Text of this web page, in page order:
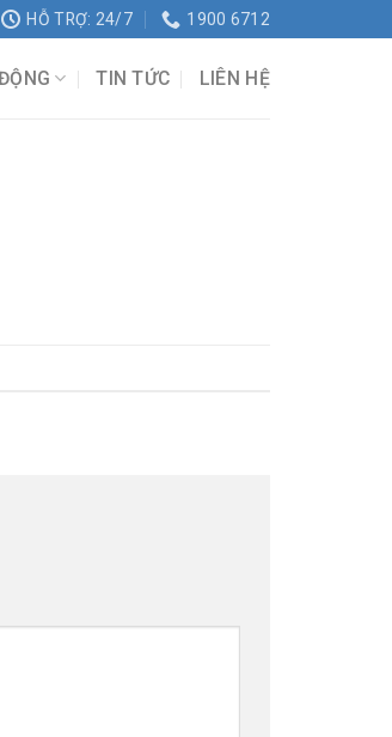
HỖ TRỢ: 24/7 1900 6712
TIN TỨC LIÊN HỆ